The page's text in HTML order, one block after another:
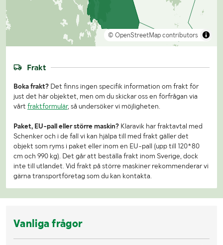
© OpenStreetMap contributors
Frakt
Boka frakt? Det finns ingen specifik information om frakt för
just det här objektet, men om du skickar oss en förfrågan via
vårt fraktformulär, så undersöker vi möjligheten.
Paket, EU-pall eller större maskin? Klaravik har fraktavtal med
Schenker och i de fall vi kan hjälpa till med frakt gäller det
objekt som ryms i paket eller inom en EU-pall (upp till 120*80
cm och 990 kg). Det går att beställa frakt inom Sverige, dock
inte till utlandet. Vid frakt på större maskiner rekommenderar vi
gärna transportföretag som du kan kontakta.
Vanliga frågor